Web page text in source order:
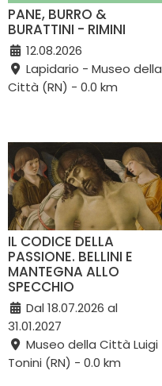
PANE, BURRO &
BURATTINI - RIMINI
12.08.2026
Lapidario - Museo della
Città (RN) - 0.0 km
IL CODICE DELLA
PASSIONE. BELLINI E
MANTEGNA ALLO
SPECCHIO
Dal 18.07.2026 al
31.01.2027
Museo della Città Luigi
Tonini (RN) - 0.0 km